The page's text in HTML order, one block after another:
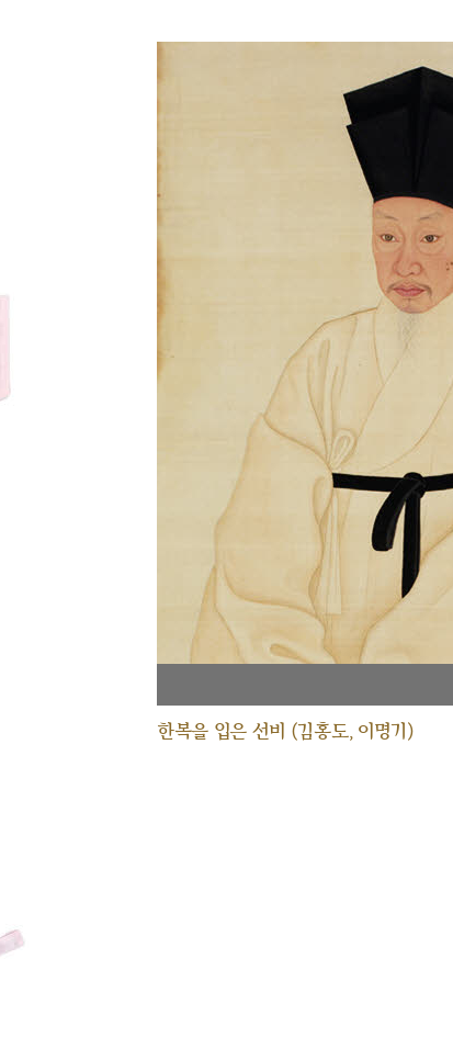
한복을 입은 선비 (김홍도, 이명기)